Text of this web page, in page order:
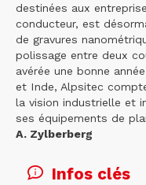
destinées aux
conducteur, est
de gravures
polissage entre deux
avérée une bonne
et Inde, Alpsitec
la vision industrielle et
ses équipements de
A. Zylberberg
Infos clés